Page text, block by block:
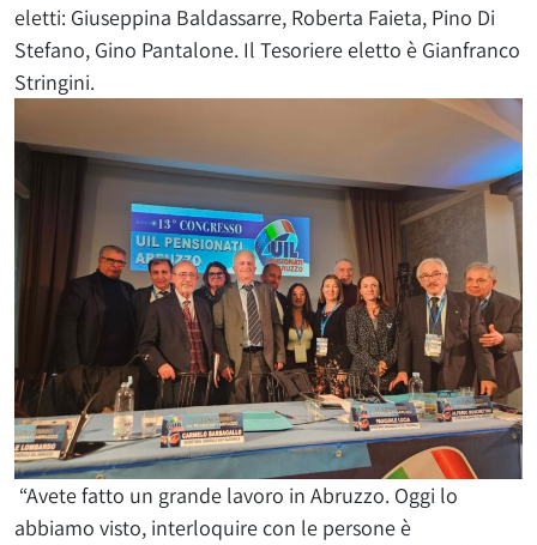
eletti: Giuseppina Baldassarre, Roberta Faieta, Pino Di
Stefano, Gino Pantalone. Il Tesoriere eletto è Gianfranco
Stringini.
“Avete fatto un grande lavoro in Abruzzo. Oggi lo
abbiamo visto, interloquire con le persone è